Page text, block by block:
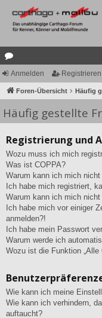
or
en
Anmelden Registrieren
Foren-Übersicht Häufig
Häufig gestellte
Registrierung und
Wozu muss ich mich
Was ist COPPA?
Warum kann ich mich nicht
Ich habe mich registriert,
Warum kann ich mich nicht
Ich habe mich vor einiger
anmelden?!
Ich habe mein Passwort
Warum werde ich
Wozu ist die Funktion „Alle
Wie kann ich meine
Wie kann ich verhindern,
auftaucht?